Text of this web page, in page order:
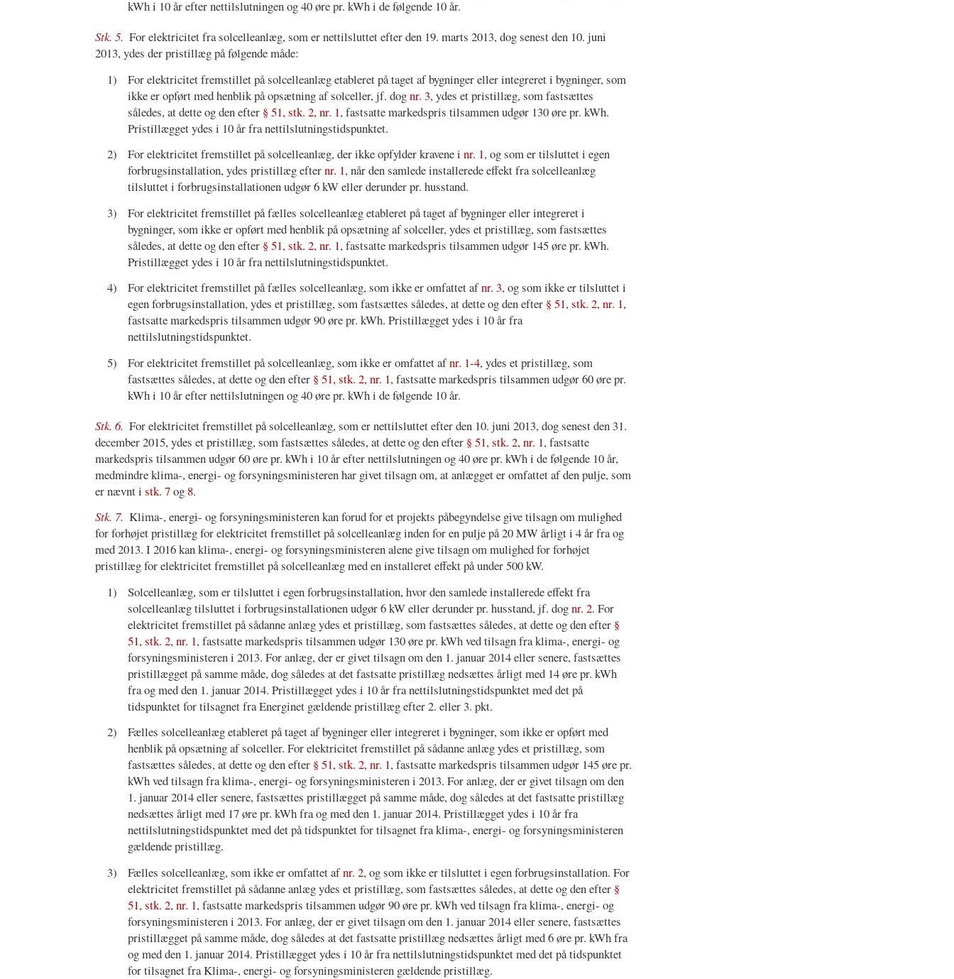
kWh i 10 år efter nettilslutningen og 40 øre pr. kWh i de følgende 10 år.
Stk. 5. For elektricitet fra solcelleanlæg, som er nettilsluttet efter den 19. marts 2013, dog senest den 10. juni
2013, ydes der pristillæg på følgende måde:
1)
For elektricitet fremstillet på solcelleanlæg etableret på taget af bygninger eller integreret i bygninger, som
ikke er opført med henblik på opsætning af solceller, jf. dognr. 3, ydes et pristillæg, som fastsættes
således, at dette og den efter § 51, stk. 2, nr. 1, fastsatte markedspris tilsammen udgør 130 øre pr. kWh.
Pristillægget ydes i 10 år fra nettilslutningstidspunktet.
2)
For elektricitet fremstillet på solcelleanlæg, der ikke opfylder kravene i nr. 1, og som er tilsluttet i egen
forbrugsinstallation, ydes pristillæg efternr. 1, når den samlede installerede effekt fra solcelleanlæg
tilsluttet i forbrugsinstallationen udgør 6 kW eller derunder pr. husstand.
3)
For elektricitet fremstillet på fælles solcelleanlæg etableret på taget af bygninger eller integreret i
bygninger, som ikke er opført med henblik på opsætning af solceller, ydes et pristillæg, som fastsættes
således, at dette og den efter § 51, stk. 2, nr. 1, fastsatte markedspris tilsammen udgør 145 øre pr. kWh.
Pristillægget ydes i 10 år fra nettilslutningstidspunktet.
4)
For elektricitet fremstillet på fælles solcelleanlæg, som ikke er omfattet afnr. 3, og som ikke er tilsluttet i
egen forbrugsinstallation, ydes et pristillæg, som fastsættes således, at dette og den efter § 51, stk. 2, nr. 1,
fastsatte markedspris tilsammen udgør 90 øre pr. kWh. Pristillægget ydes i 10 år fra
nettilslutningstidspunktet.
5)
For elektricitet fremstillet på solcelleanlæg, som ikke er omfattet afnr. 1-4, ydes et pristillæg, som
fastsættes således, at dette og den efter § 51, stk. 2, nr. 1, fastsatte markedspris tilsammen udgør 60 øre pr.
kWh i 10 år efter nettilslutningen og 40 øre pr. kWh i de følgende 10 år.
Stk. 6. For elektricitet fremstillet på solcelleanlæg, som er nettilsluttet efter den 10. juni 2013, dog senest den 31.
december 2015, ydes et pristillæg, som fastsættes således, at dette og den efter § 51, stk. 2, nr. 1, fastsatte
markedspris tilsammen udgør 60 øre pr. kWh i 10 år efter nettilslutningen og 40 øre pr. kWh i de følgende 10 år,
medmindre klima-, energi- og forsyningsministeren har givet tilsagn om, at anlægget er omfattet af den pulje, som
er nævnt istk. 7og 8.
Stk. 7. Klima-, energi- og forsyningsministeren kan forud for et projekts påbegyndelse give tilsagn om mulighed
for forhøjet pristillæg for elektricitet fremstillet på solcelleanlæg inden for en pulje på 20 MW årligt i 4 år fra og
med 2013. I 2016 kan klima-, energi- og forsyningsministeren alene give tilsagn om mulighed for forhøjet
pristillæg for elektricitet fremstillet på solcelleanlæg med en installeret effekt på under 500 kW.
1)
Solcelleanlæg, som er tilsluttet i egen forbrugsinstallation, hvor den samlede installerede effekt fra
solcelleanlæg tilsluttet i forbrugsinstallationen udgør 6 kW eller derunder pr. husstand, jf. dognr. 2. For
elektricitet fremstillet på sådanne anlæg ydes et pristillæg, som fastsættes således, at dette og den efter §
51, stk. 2, nr. 1, fastsatte markedspris tilsammen udgør 130 øre pr. kWh ved tilsagn fra klima-, energi- og
forsyningsministeren i 2013. For anlæg, der er givet tilsagn om den 1. januar 2014 eller senere, fastsættes
pristillægget på samme måde, dog således at det fastsatte pristillæg nedsættes årligt med 14 øre pr. kWh
fra og med den 1. januar 2014. Pristillægget ydes i 10 år fra nettilslutningstidspunktet med det på
tidspunktet for tilsagnet fra Energinet gældende pristillæg efter 2. eller 3. pkt.
2)
Fælles solcelleanlæg etableret på taget af bygninger eller integreret i bygninger, som ikke er opført med
henblik på opsætning af solceller. For elektricitet fremstillet på sådanne anlæg ydes et pristillæg, som
fastsættes således, at dette og den efter § 51, stk. 2, nr. 1, fastsatte markedspris tilsammen udgør 145 øre pr.
kWh ved tilsagn fra klima-, energi- og forsyningsministeren i 2013. For anlæg, der er givet tilsagn om den
1. januar 2014 eller senere, fastsættes pristillægget på samme måde, dog således at det fastsatte pristillæg
nedsættes årligt med 17 øre pr. kWh fra og med den 1. januar 2014. Pristillægget ydes i 10 år fra
nettilslutningstidspunktet med det på tidspunktet for tilsagnet fra klima-, energi- og forsyningsministeren
gældende pristillæg.
3)
Fælles solcelleanlæg, som ikke er omfattet afnr. 2, og som ikke er tilsluttet i egen forbrugsinstallation. For
elektricitet fremstillet på sådanne anlæg ydes et pristillæg, som fastsættes således, at dette og den efter §
51, stk. 2, nr. 1, fastsatte markedspris tilsammen udgør 90 øre pr. kWh ved tilsagn fra klima-, energi- og
forsyningsministeren i 2013. For anlæg, der er givet tilsagn om den 1. januar 2014 eller senere, fastsættes
pristillægget på samme måde, dog således at det fastsatte pristillæg nedsættes årligt med 6 øre pr. kWh fra
og med den 1. januar 2014. Pristillægget ydes i 10 år fra nettilslutningstidspunktet med det på tidspunktet
for tilsagnet fra Klima-, energi- og forsyningsministeren gældende pristillæg.